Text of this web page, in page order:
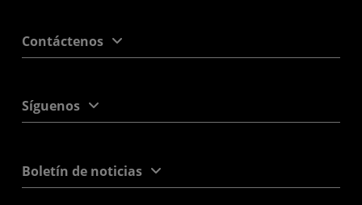
Contáctenos
Síguenos
Boletín de noticias